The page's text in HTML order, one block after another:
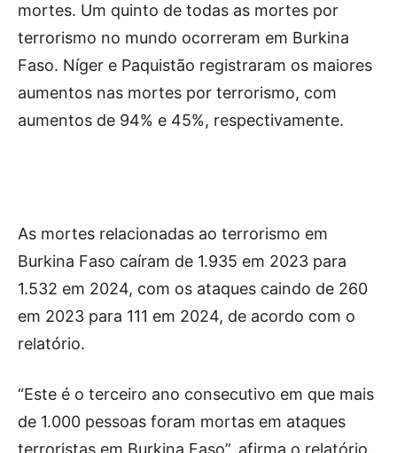
mortes. Um quinto de todas as mortes por
terrorismo no mundo ocorreram em Burkina
Faso. Níger e Paquistão registraram os maiores
aumentos nas mortes por terrorismo, com
aumentos de 94% e 45%, respectivamente.
As mortes relacionadas ao terrorismo em
Burkina Faso caíram de 1.935 em 2023 para
1.532 em 2024, com os ataques caindo de 260
em 2023 para 111 em 2024, de acordo com o
relatório.
“Este é o terceiro ano consecutivo em que mais
de 1.000 pessoas foram mortas em ataques